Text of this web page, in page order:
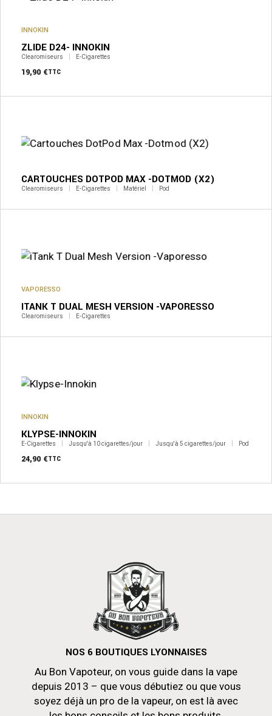
INNOKIN
ZLIDE D24- INNOKIN
Clearomiseurs E-Cigarettes
19,90 €TTC
CARTOUCHES DOTPOD MAX -DOTMOD (X2)
Clearomiseurs E-Cigarettes Matériel Pod
VAPORESSO
ITANK T DUAL MESH VERSION -VAPORESSO
Clearomiseurs E-Cigarettes
INNOKIN
KLYPSE-INNOKIN
E-Cigarettes Jusqu'à 10 cigarettes/jour Jusqu'à 5 cigarettes/jour Pod
24,90 €TTC
NOS 6 BOUTIQUES LYONNAISES
Au Bon Vapoteur, on vous guide dans la vape
depuis 2013 – que vous débutiez ou que vous
soyez déjà un pro de la vapeur, on est là avec